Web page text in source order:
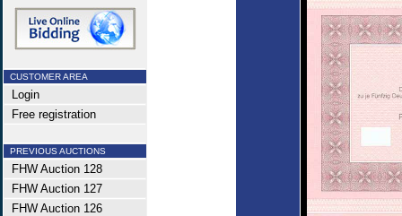
CUSTOMER AREA
Login
Free registration
PREVIOUS AUCTIONS
FHW Auction 128
FHW Auction 127
FHW Auction 126